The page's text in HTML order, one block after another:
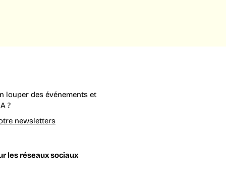
louper des événements et
?
newsletters
les réseaux sociaux